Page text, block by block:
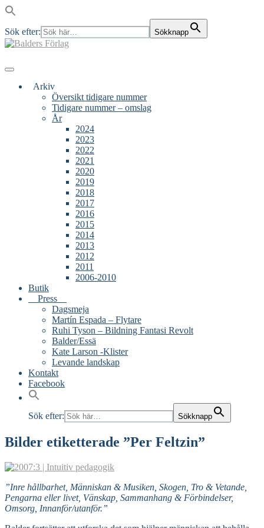
Sök efter: Sökknapp
Skip
Menu
Arkiv
Översikt tidigare nummer
Tidigare nummer – omslag
År
2024
2023
2022
2021
2020
2019
2018
2017
2016
2015
2014
2013
2012
2011
2006-2010
Butik
Press
Dagsmeja
Martín Espada – Flytare
Ruhi Tyson – Bildning Fantasi Revolt
Balder/Essä
Kate Larson -Klister
Levande landskap
Kontakt
Facebook
Sök efter: Sökknapp
Bilder etiketterade ”Per Feltzin”
”Inre hållbarhet, Människan & Musiken, Skogen, Tro & Vetande,
Pengarna eller livet, Vänskap, Sammanhang & Förbindelser,
Omsorg, Innanför/utanför.”